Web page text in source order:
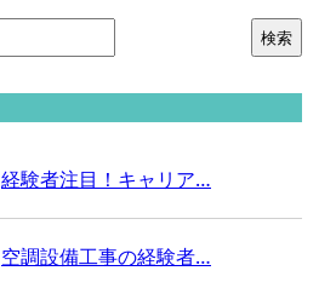
経験者注目！キャリア…
空調設備工事の経験者…